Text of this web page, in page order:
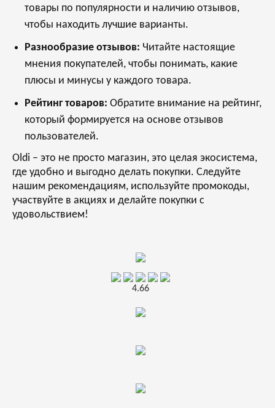
товары по популярности и наличию отзывов,
чтобы находить лучшие варианты.
Разнообразие отзывов: Читайте настоящие
мнения покупателей, чтобы понимать, какие
плюсы и минусы у каждого товара.
Рейтинг товаров: Обратите внимание на рейтинг,
который формируется на основе отзывов
пользователей.
Oldi – это не просто магазин, это целая экосистема,
где удобно и выгодно делать покупки. Следуйте
нашим рекомендациям, используйте промокоды,
участвуйте в акциях и делайте покупки с
удовольствием!
4.66